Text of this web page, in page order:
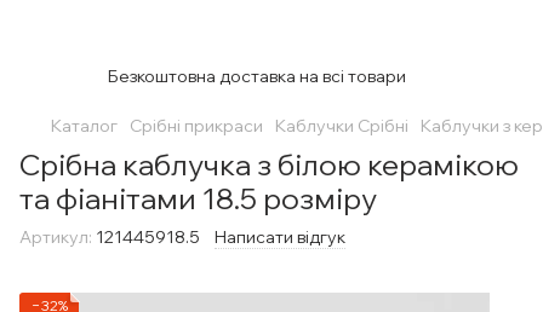
Безкоштовна доставка на всі товари
Каталог Срібні прикраси Каблучки Срібні Каблучки з
Срібна каблучка з білою керамікою
та фіанітами 18.5 розміру
Артикул: 121445918.5 Написати відгук
−32%